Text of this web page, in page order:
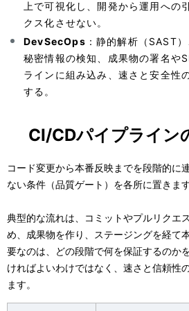
上で可視化し、開発から運用への
クス化させない。
DevSecOps ：静的解析（SAST
秘密情報の検知、成果物の署名や
ラインに組み込み、速さと安全性
する。
CI/CDパイプライン
コード変更から本番反映までを段階的に
ない条件（品質ゲート）を各所に置きます
典型的な流れは、コミットやプルリクエ
め、成果物を作り、ステージングを経て
要なのは、どの段階で何を保証するのか
ければよいわけではなく、速さと信頼性
ます。